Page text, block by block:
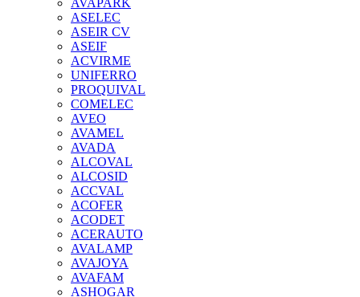
ASELEC
ASEIR CV
ASEIF
ACVIRME
UNIFERRO
PROQUIVAL
COMELEC
AVEO
AVAMEL
AVADA
ALCOVAL
ALCOSID
ACCVAL
ACOFER
ACODET
ACERAUTO
AVALAMP
AVAJOYA
AVAFAM
ASHOGAR